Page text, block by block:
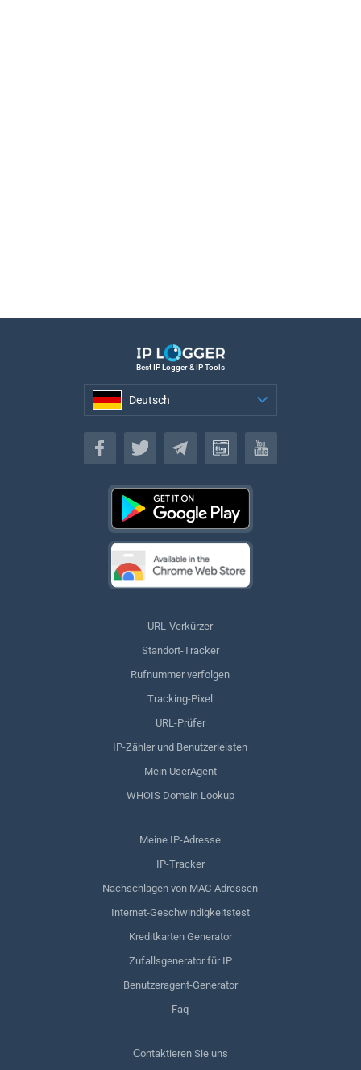
Best IP Logger & IP Tools
Deutsch
Deutsch
URL-Verkürzer
Standort-Tracker
Rufnummer verfolgen
Tracking-Pixel
URL-Prüfer
IP-Zähler und Benutzerleisten
Mein UserAgent
WHOIS Domain Lookup
Meine IP-Adresse
IP-Tracker
Nachschlagen von MAC-Adressen
Internet-Geschwindigkeitstest
Kreditkarten Generator
Zufallsgenerator für IP
Benutzeragent-Generator
Faq
Сontaktieren Sie uns